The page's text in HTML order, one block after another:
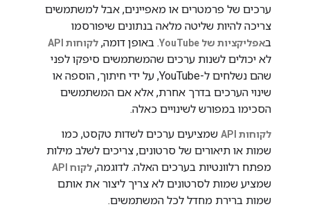
ערכים של פרמטרים או מאפיינים, אבל למשתמשים
צריכה להיות שליטה מלאה בנתונים שיפורסמו
באפליקציות של YouTube . באופן דומה, לקוחות API
לא יכולים לשנות ערכים שהמשתמשים סיפקו לפני
שהם נשלחים ל-YouTube, על ידי חיתוך, הוספה או
שינוי הערכים בדרך אחרת, אלא אם המשתמשים
הסכימו במפורש לשינויים כאלה.
לקוחות API
שמציעים ערכים לשדות טקסט, כמו
שמות או תיאורים של סרטונים, צריכים לשלב מילות
מפתח רלוונטיות בערכים האלה. לדוגמה, לקוח API
שמציע שמות לסרטונים לא צריך ליצור את אותם
שמות ברירת מחדל לכל המשתמשים.